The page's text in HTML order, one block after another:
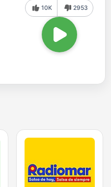
10K 2953